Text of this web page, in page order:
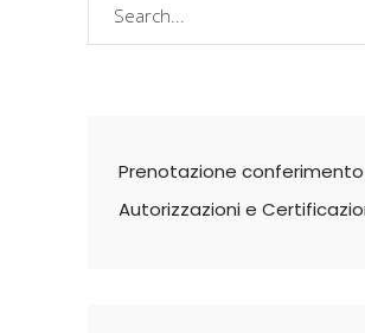
Prenotazione conferimento
Autorizzazioni e